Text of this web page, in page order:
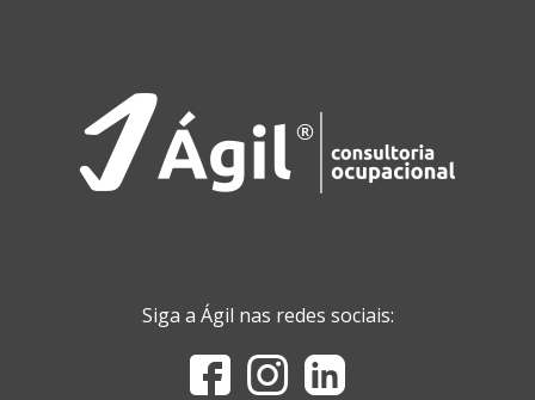
Siga a Ágil nas redes sociais: